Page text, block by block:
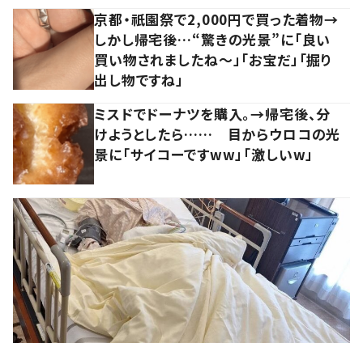
京都・祇園祭で2,000円で買った着物→
しかし帰宅後…“驚きの光景”に「良い
買い物されましたね～」「お宝だ」「掘り
出し物ですね」
ミスドでドーナツを購入。→帰宅後、分
けようとしたら…… 目からウロコの光
景に「サイコーですww」「激しいw」